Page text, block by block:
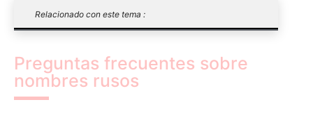
Relacionado con este tema :
Preguntas frecuentes sobre
nombres rusos